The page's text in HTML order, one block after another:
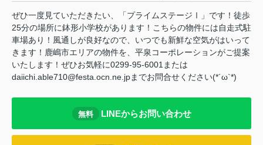
ぜひ一度見ていただきたい、「プライムステージⅠ」です！徒歩
25分の場所に鉢形小学校があります！こちらの物件には自走式駐
車場あり！風通しが良好なので、いつでも新鮮な空気がはいって
きます！鹿嶋市エリアの物件を、平泉コーポレーションがご提案
いたします！ぜひお気軽に0299-95-6001または
daiichi.able710@festa.ocn.ne.jpまでお問合せください(*´ω`*)
無料 LINEからお問い合わせ